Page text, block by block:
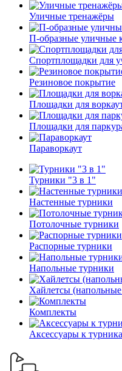
Уличные тренажёры
П-образные уличные
Спортплощадки для
Резиновое покрытие
Площадки для
Площадки для
Параворкаут
Турники "3 в 1"
Настенные турники
Потолочные турники
Распорные турники
Напольные турники
Хайлетсы (напольные
Комплекты
Аксессуары к